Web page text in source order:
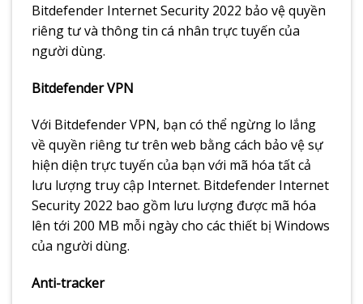
Bitdefender Internet Security 2022 bảo vệ quyền
riêng tư và thông tin cá nhân trực tuyến của
người dùng.
Bitdefender VPN
Với Bitdefender VPN, bạn có thể ngừng lo lắng
về quyền riêng tư trên web bằng cách bảo vệ sự
hiện diện trực tuyến của bạn với mã hóa tất cả
lưu lượng truy cập Internet. Bitdefender Internet
Security 2022 bao gồm lưu lượng được mã hóa
lên tới 200 MB mỗi ngày cho các thiết bị Windows
của người dùng.
Anti-tracker